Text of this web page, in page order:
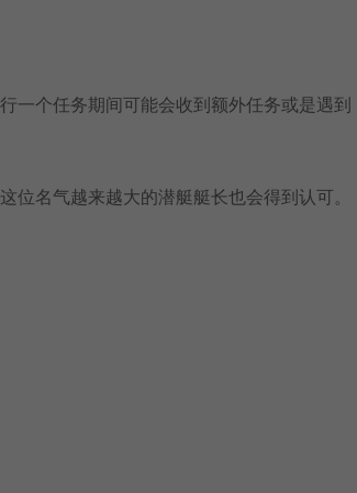
一个任务期间可能会收到额外任务或是遇到
名气越来越大的潜艇艇长也会得到认可。